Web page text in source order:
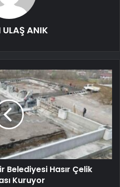
ANIK
Belediyesi Hasır Çelik
Kuruyor